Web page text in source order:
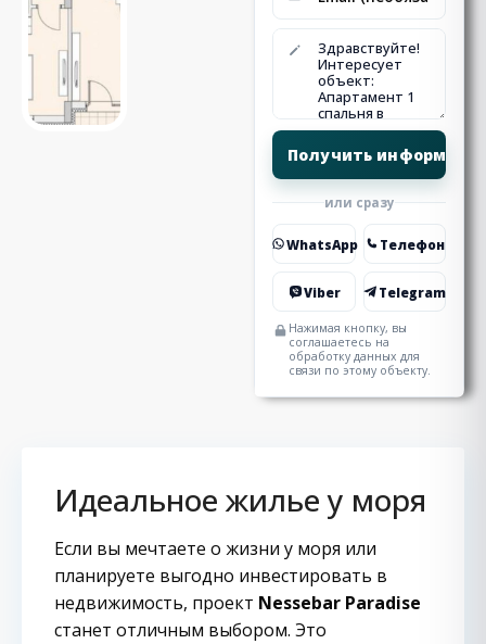
или сразу
WhatsApp Телефон
Viber Telegram
Нажимая кнопку, вы
соглашаетесь на
обработку данных для
связи по этому объекту.
Идеальное жилье у моря
Если вы мечтаете о жизни у моря или
планируете выгодно инвестировать в
недвижимость, проект Nessebar Paradise
станет отличным выбором. Это